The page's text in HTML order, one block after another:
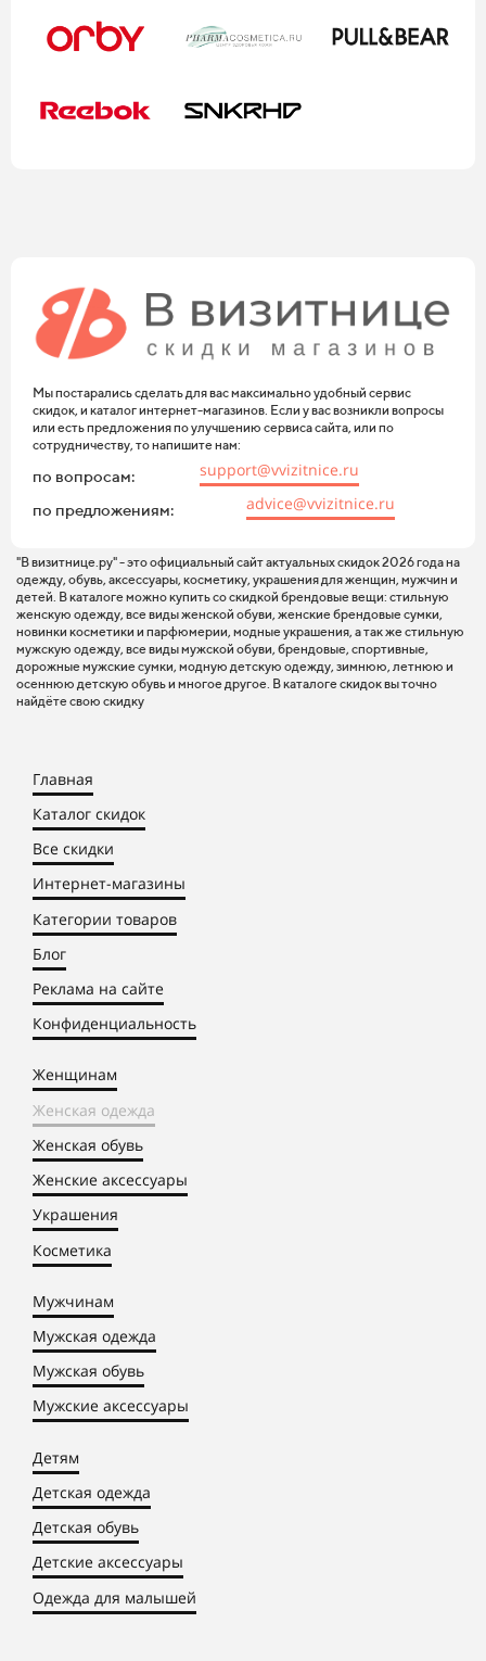
Мы постарались сделать для вас максимально удобный сервис
скидок, и каталог интернет-магазинов. Если у вас возникли вопросы
или есть предложения по улучшению сервиса сайта, или по
сотрудничеству, то напишите нам:
по вопросам: support@vvizitnice.ru
по предложениям: advice@vvizitnice.ru
"В визитнице.ру" - это официальный сайт актуальных скидок 2026 года на
одежду, обувь, аксессуары, косметику, украшения для женщин, мужчин и
детей. В каталоге можно купить со скидкой брендовые вещи: стильную
женскую одежду, все виды женской обуви, женские брендовые сумки,
новинки косметики и парфюмерии, модные украшения, а так же стильную
мужскую одежду, все виды мужской обуви, брендовые, спортивные,
дорожные мужские сумки, модную детскую одежду, зимнюю, летнюю и
осеннюю детскую обувь и многое другое. В каталоге скидок вы точно
найдёте свою скидку
Главная
Каталог скидок
Все скидки
Интернет-магазины
Категории товаров
Блог
Реклама на сайте
Конфиденциальность
Женщинам
Женская одежда
Женская обувь
Женские аксессуары
Украшения
Косметика
Мужчинам
Мужская одежда
Мужская обувь
Мужские аксессуары
Детям
Детская одежда
Детская обувь
Детские аксессуары
Одежда для малышей